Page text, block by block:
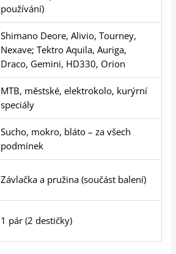
používání)
Shimano Deore, Alivio, Tourney,
Nexave; Tektro Aquila, Auriga,
Draco, Gemini, HD330, Orion
MTB, městské, elektrokolo, kurýrní
speciály
Sucho, mokro, bláto – za všech
podmínek
Závlačka a pružina (součást balení)
1 pár (2 destičky)